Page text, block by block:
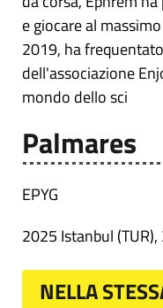
e giocare al
2019, ha
dell'associazione
mondo dello sci
Palmares
EPYG
2025 Istanbul
NELLA